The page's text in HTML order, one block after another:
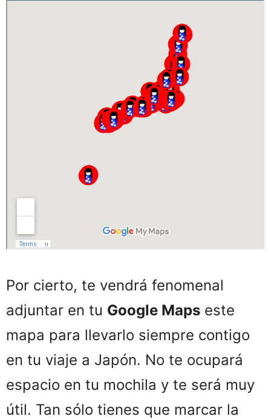
Por cierto, te vendrá fenomenal
adjuntar en tu Google Maps este
mapa para llevarlo siempre contigo
en tu viaje a Japón. No te ocupará
espacio en tu mochila y te será muy
útil. Tan sólo tienes que marcar la